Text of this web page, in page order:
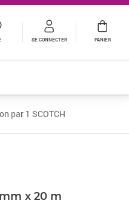
SE CONNECTER PANIER
par 1 SCOTCH
x 20 m